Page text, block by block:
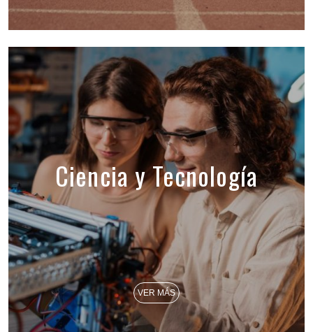
Ciencia y Tecnología
VER MÁS